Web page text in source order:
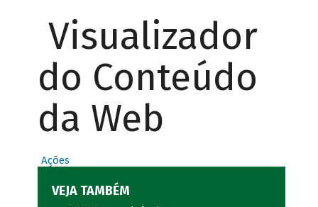
Visualizador
do Conteúdo
da Web
Ações
VEJA TAMBÉM